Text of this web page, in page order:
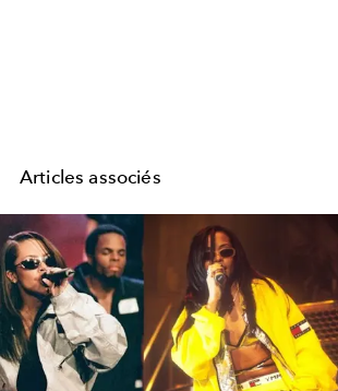
Articles associés